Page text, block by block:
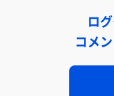
ロ
コメ